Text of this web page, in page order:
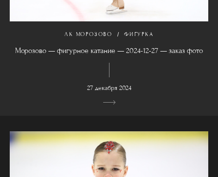
ЛК МОРОЗОВО ФИГУРКА
Морозово — фигурное катание — 2024-12-27 — заказ фото
27 декабря 2024